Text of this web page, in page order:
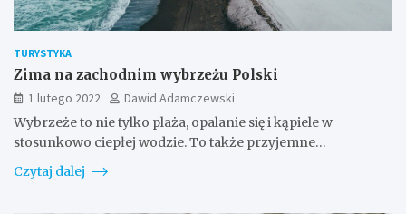
TURYSTYKA
Zima na zachodnim wybrzeżu Polski
1 lutego 2022
Dawid Adamczewski
Wybrzeże to nie tylko plaża, opalanie się i kąpiele w
stosunkowo ciepłej wodzie. To także przyjemne…
Czytaj dalej